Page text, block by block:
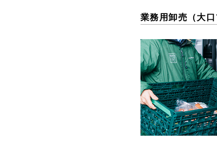
業務用卸売（大